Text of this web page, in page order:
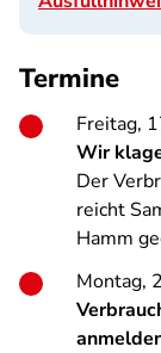
Termine
Freitag,
Wir
Der
reicht
Hamm
Montag,